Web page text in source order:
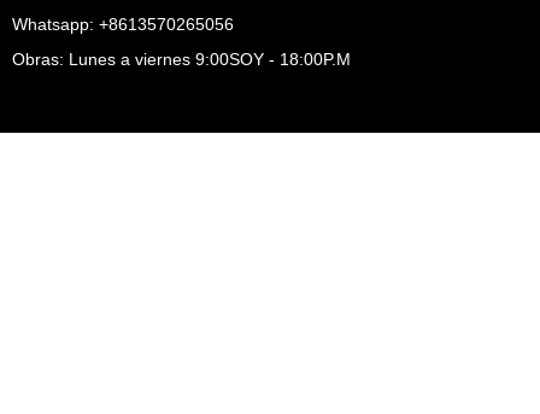
Whatsapp: +8613570265056
Obras: Lunes a viernes 9:00SOY - 18:00P.M